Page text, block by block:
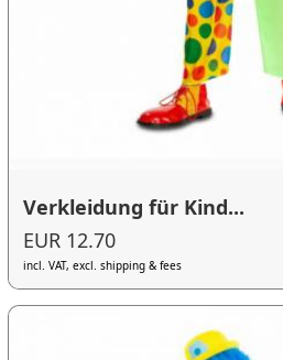
Verkleidung für Kind...
EUR 12.70
incl. VAT, excl. shipping & fees